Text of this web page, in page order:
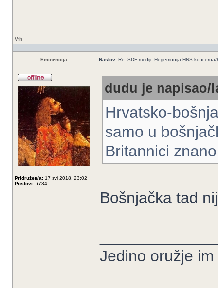
Vrh
Eminencija Naslov: Re: SDF mediji: Hegemonija HNS
Pridružen/a: 17 svi 2018, 23:02
Postovi: 6734
dudu je napisao/
Hrvatsko-
samo u
Britannici
Bošnjačka tad
Jedino oružje